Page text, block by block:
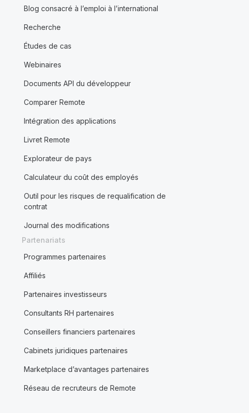
Blog consacré à l’emploi à l’international
Recherche
Études de cas
Webinaires
Documents API du développeur
Comparer Remote
Intégration des applications
Livret Remote
Explorateur de pays
Calculateur du coût des employés
Outil pour les risques de requalification de
contrat
Journal des modifications
Partenariats
Programmes partenaires
Affiliés
Partenaires investisseurs
Consultants RH partenaires
Conseillers financiers partenaires
Cabinets juridiques partenaires
Marketplace d’avantages partenaires
Réseau de recruteurs de Remote